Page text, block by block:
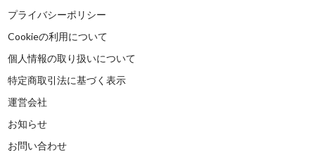
プライバシーポリシー
Cookieの利用について
個人情報の取り扱いについて
特定商取引法に基づく表示
運営会社
お知らせ
お問い合わせ